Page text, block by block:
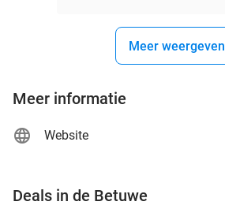
Meer weergeven
Meer informatie
Website
Deals in de Betuwe